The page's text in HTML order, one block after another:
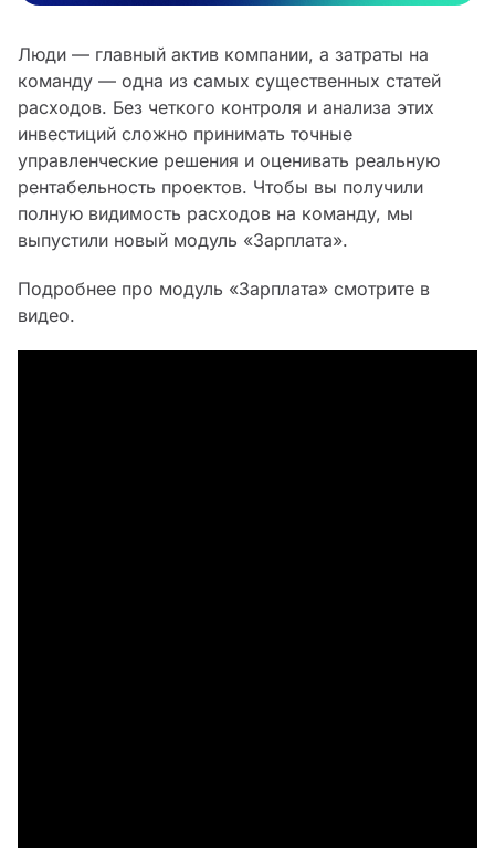
Люди — главный актив компании, а затраты на
команду — одна из самых существенных статей
расходов. Без четкого контроля и анализа этих
инвестиций сложно принимать точные
управленческие решения и оценивать реальную
рентабельность проектов. Чтобы вы получили
полную видимость расходов на команду, мы
выпустили новый модуль «Зарплата».
Подробнее про модуль «Зарплата» смотрите в
видео.